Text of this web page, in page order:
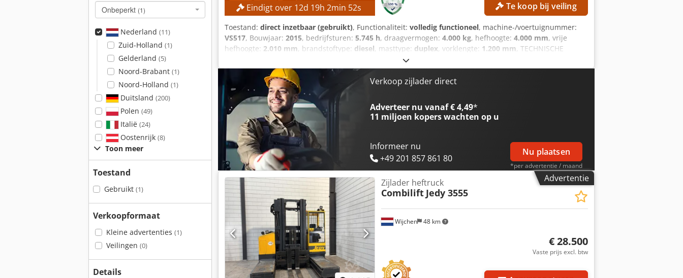
Onbeperkt (1)
Nederland (11)
Zuid-Holland (1)
Gelderland (5)
Noord-Brabant (1)
Noord-Holland (1)
Duitsland (200)
Polen (49)
Italië (24)
Oostenrijk (8)
Toon meer
Toestand
Gebruikt (1)
Verkoopformaat
Kleine advertenties (1)
Veilingen (0)
Details
Eindigt over 12d 19h 2min 51s Te koop bij veiling
Toestand: direct inzetbaar (gebruikt), Functionaliteit: volledig functioneel, machine-/voertuignummer:
VS517, Bouwjaar: 2015, bedrijfsturen: 5.745 h, draagvermogen: 4.000 kg, hefhoogte: 4.000 mm, vrije
hefhoogte: 2.010 mm, brandstoftype: diesel, masttype: duplex, vorklengte: 1.200 mm, TECHNISCHE
GEGEVENS Chodjzrmrnspfx Ah Usa Hefcapaciteit: 4.000 kg Hefhoogte: 4.000 mm Vrije hefhoogte: 2.010
mm Lengte vorken: 1.200 mm Minimale vorkbreedte: 290 mm Maximale vorkbreedte: 1.140 mm
MACHINEGEGEVENS Masttype: Duplex Brandstoftype: Diesel Motorfabrikant: JCB Bedrijfstijden: 5.745 uur
Afmetingen en gewicht Afmetingen (L x B x H): 4.400 x 2.030 x 2.820 mm Doorrijhoogte: 2.850 mm
Leeggewicht: 6.800 kg UITRUSTING Vrije hefhoogte Werkverlichting Volledige cabine Documentatie CE-
markering
Verkoop zijlader direct
Adverteer nu vanaf € 4,49*
11 miljoen koperswachten op u
Informeer nu
+49 201 857 861 80
Nu plaatsen
*per advertentie / maand
Advertentie
Wijchen 48 km
Zijlader heftruck
Combilift Jedy 3555
€ 28.500
Vaste prijs excl. btw